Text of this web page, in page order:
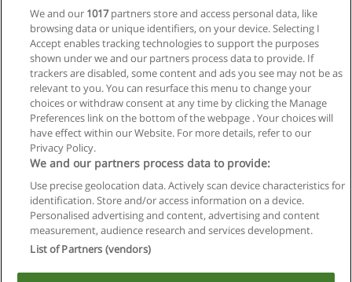
Especialização em Avaliação Imobiliária
INED - Instituto Nacional de Educação a Distância
Solicitar informações
Regras de uso
Privacidade de dados
Entrar em contato com Educaedu
Copyright © Educaedu Business S.L. - CIF : B-95610580: -
We and our 1017partners store and access personal data, like
browsing data or unique identifiers, on your device. Selecting I
Accept enables tracking technologies to support the purposes
shown under we and our partners process data to provide. If
trackers are disabled, some content and ads you see may not be as
relevant to you. You can resurface this menu to change your
choices or withdraw consent at any time by clicking the Manage
Preferences link on the bottom of the webpage . Your choices will
have effect within our Website. For more details, refer to our
Privacy Policy.
We and our partners process data to provide:
Use precise geolocation data. Actively scan device characteristics for
identification. Store and/or access information on a device.
Personalised advertising and content, advertising and content
measurement, audience research and services development.
List of Partners (vendors)